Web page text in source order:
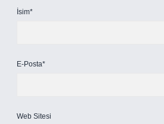
İsim*
E-Posta*
Web Sitesi